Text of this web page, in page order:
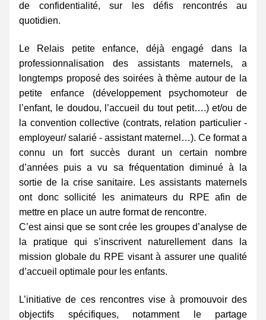
de confidentialité, sur les défis rencontrés au
quotidien.
Le Relais petite enfance, déjà engagé dans la
professionnalisation des assistants maternels, a
longtemps proposé des soirées à thème autour de la
petite enfance (développement psychomoteur de
l’enfant, le doudou, l’accueil du tout petit….) et/ou de
la convention collective (contrats, relation particulier -
employeur/ salarié - assistant maternel…). Ce format a
connu un fort succès durant un certain nombre
d’années puis a vu sa fréquentation diminué à la
sortie de la crise sanitaire. Les assistants maternels
ont donc sollicité les animateurs du RPE afin de
mettre en place un autre format de rencontre.
C’est ainsi que se sont crée les groupes d’analyse de
la pratique qui s’inscrivent naturellement dans la
mission globale du RPE visant à assurer une qualité
d’accueil optimale pour les enfants.
L’initiative de ces rencontres vise à promouvoir des
objectifs spécifiques, notamment le partage